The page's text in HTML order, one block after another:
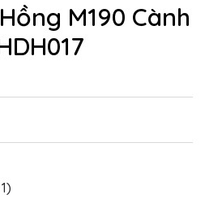
M190 Cành